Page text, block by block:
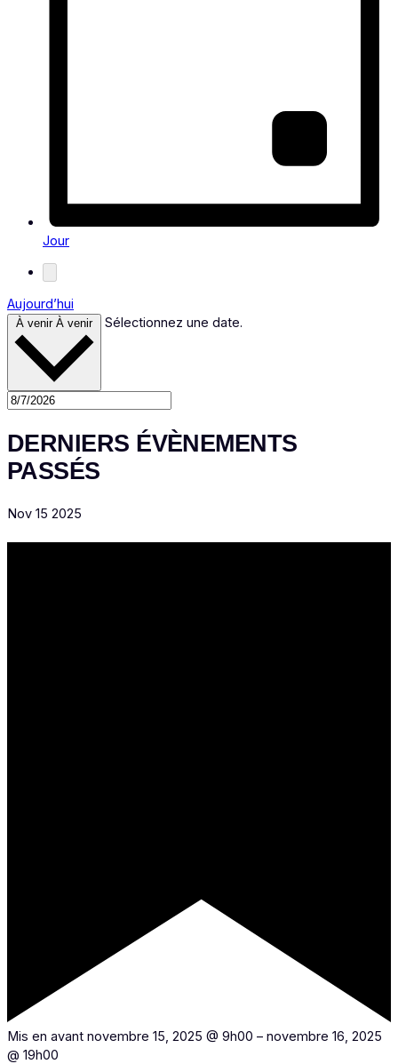
Jour
Aujourd’hui
À venir À venir Sélectionnez une date.
DERNIERS ÉVÈNEMENTS
PASSÉS
Nov 15 2025
Mis en avant novembre 15, 2025 @ 9h00 – novembre 16, 2025
@ 19h00